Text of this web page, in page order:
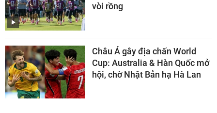
vòi rồng
Châu Á gây địa chấn World
Cup: Australia & Hàn Quốc mở
hội, chờ Nhật Bản hạ Hà Lan